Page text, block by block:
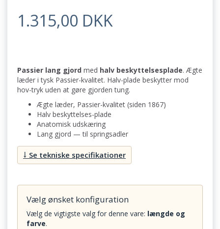
1.315,00 DKK
Passier lang gjord med halv beskyttelsesplade. Ægte
læder i tysk Passier-kvalitet. Halv-plade beskytter mod
hov-tryk uden at gøre gjorden tung.
Ægte læder, Passier-kvalitet (siden 1867)
Halv beskyttelses-plade
Anatomisk udskæring
Lang gjord — til springsadler
↓ Se tekniske specifikationer
Vælg ønsket konfiguration
Vælg de vigtigste valg for denne vare: længde og
farve.